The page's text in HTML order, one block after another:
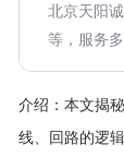
北京天阳
等，服务
介绍： 本文揭
线、回路的逻